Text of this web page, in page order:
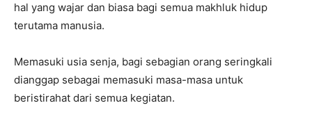
hal yang wajar dan biasa bagi semua makhluk hidup
terutama manusia.
Memasuki usia senja, bagi sebagian orang seringkali
dianggap sebagai memasuki masa-masa untuk
beristirahat dari semua kegiatan.